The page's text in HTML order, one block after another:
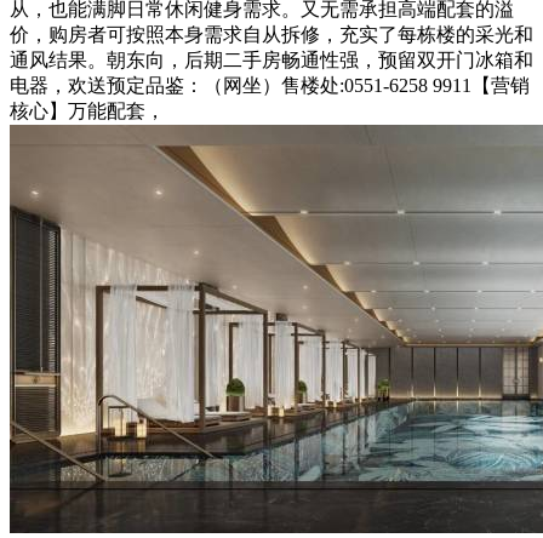
从，也能满脚日常休闲健身需求。又无需承担高端配套的溢
价，购房者可按照本身需求自从拆修，充实了每栋楼的采光和
通风结果。朝东向，后期二手房畅通性强，预留双开门冰箱和
电器，欢送预定品鉴：（网坐）售楼处:0551-6258 9911【营销
核心】万能配套，